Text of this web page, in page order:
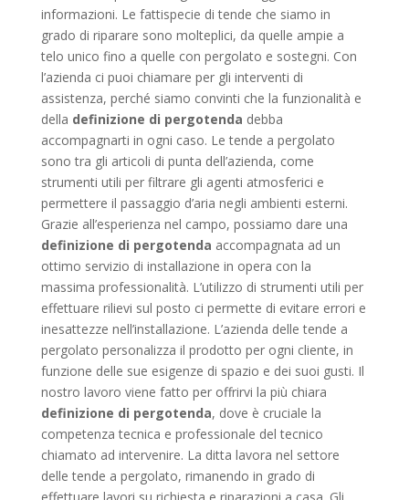
informazioni. Le fattispecie di tende che siamo in
grado di riparare sono molteplici, da quelle ampie a
telo unico fino a quelle con pergolato e sostegni. Con
l’azienda ci puoi chiamare per gli interventi di
assistenza, perché siamo convinti che la funzionalità e
della definizione di pergotenda debba
accompagnarti in ogni caso. Le tende a pergolato
sono tra gli articoli di punta dell’azienda, come
strumenti utili per filtrare gli agenti atmosferici e
permettere il passaggio d’aria negli ambienti esterni.
Grazie all’esperienza nel campo, possiamo dare una
definizione di pergotenda accompagnata ad un
ottimo servizio di installazione in opera con la
massima professionalità. L’utilizzo di strumenti utili per
effettuare rilievi sul posto ci permette di evitare errori e
inesattezze nell’installazione. L’azienda delle tende a
pergolato personalizza il prodotto per ogni cliente, in
funzione delle sue esigenze di spazio e dei suoi gusti. Il
nostro lavoro viene fatto per offrirvi la più chiara
definizione di pergotenda, dove è cruciale la
competenza tecnica e professionale del tecnico
chiamato ad intervenire. La ditta lavora nel settore
delle tende a pergolato, rimanendo in grado di